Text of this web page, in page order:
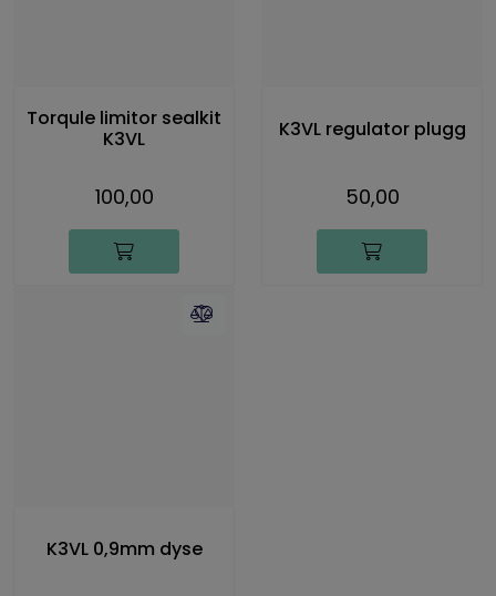
Torqule limitor sealkit
K3VL
100,00
K3VL regulator plugg
50,00
K3VL 0,9mm dyse